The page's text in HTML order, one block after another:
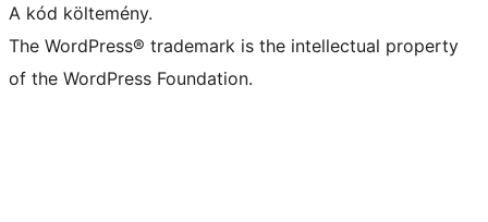
A kód költemény.
The WordPress® trademark is the intellectual property
of the WordPress Foundation.